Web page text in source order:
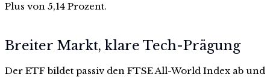
Plus von 5,14 Prozent.
Breiter Markt, klare Tech-Prägung
Der ETF bildet passiv den FTSE All-World Index ab und